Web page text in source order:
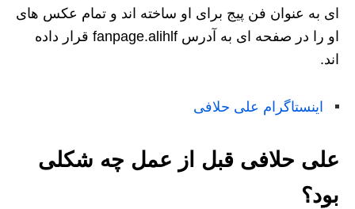
ای به عنوان فن پیج برای او ساخته اند و تمام عکس های
او را در صفحه ای به آدرس fanpage.alihlf قرار داده
اند.
اینستاگرام علی حلافی
علی حلافی قبل از عمل چه شکلی
بود؟